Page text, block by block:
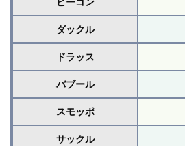
ビーゴン
ダックル
ドラッス
バブール
スモッポ
サックル